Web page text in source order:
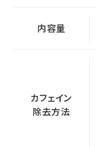
内容量
カフェイン
除去方法